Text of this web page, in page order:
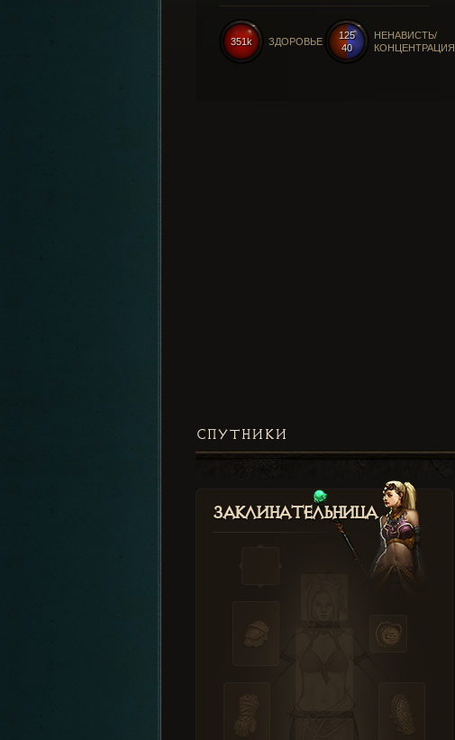
125
40
НЕНАВИСТЬ/
КОНЦЕНТРАЦИЯ
351k ЗДОРОВЬЕ
СПУТНИКИ
Заклинательница